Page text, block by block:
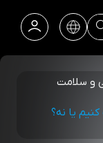
و سلامت
یا نه؟